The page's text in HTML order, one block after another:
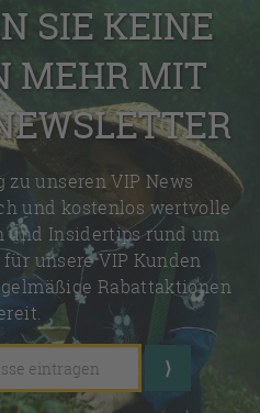
SIE KEINE
MEHR MIT
unseren VIP News
und kostenlos wertvolle
und Insidertips rund um
unsere VIP Kunden
Rabattaktionen